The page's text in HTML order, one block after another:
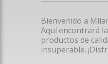
Bienvenido a
Aquí encontrará
productos de
insuperable.